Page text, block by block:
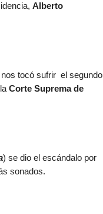
Alberto
tocó sufrir el segundo
Corte Suprema de
) se dio el escándalo por
sonados.